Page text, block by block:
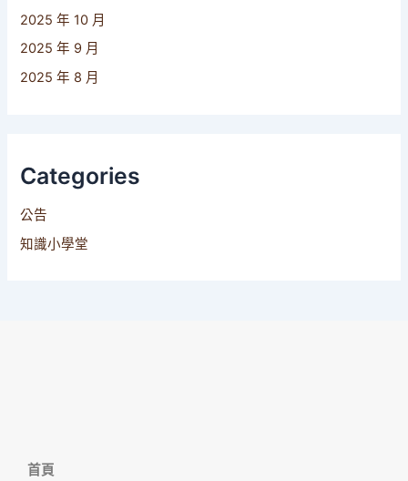
2025 年 10 月
2025 年 9 月
2025 年 8 月
Categories
公告
知識小學堂
首頁